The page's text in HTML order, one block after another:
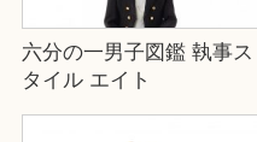
六分の一男子図鑑 執事ス
タイル エイト